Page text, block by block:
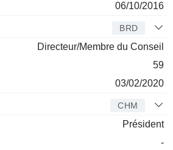
06/10/2016
BRD
Directeur/Membre du Conseil
59
03/02/2020
CHM
Président
-